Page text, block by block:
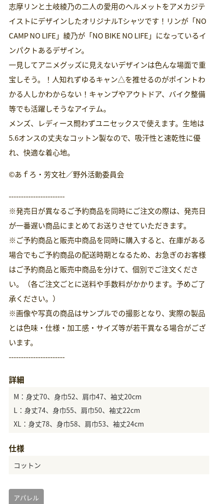
価
格
志摩リンと土岐綾乃の二人の愛用のヘルメットをアメカジテ
イストにデザインしたオリジナルTシャツです！リンが「NO
CAMP NO LIFE」綾乃が「NO BIKE NO LIFE」になっているイ
ンパクトあるデザイン。
一見してアニメグッズに見えないデザインは色んな場面で重
宝しそう。！人知れずゆるキャン△を推せるのがポイントわ
かる人しかわからない！キャンプやアウトドア、バイク整備
等でも活躍しそうなアイテム。
メンズ、レディース問わずユニセックスで使えます。生地は
5.6オンスの丈夫なコットン製なので、吸汗性と速乾性に優
れ、快適な着心地。
©あｆろ・芳文社／野外活動委員会
-----------------------
※発売日が異なるご予約商品を同時にご注文の際は、発売日
が一番遅い商品にまとめてお送りさせていただきます。
※ご予約商品と販売中商品を同時に購入すると、在庫がある
場合でもご予約商品の配送時期となるため、お急ぎのお客様
はご予約商品と販売中商品を分けて、個別でご注文くださ
い。（各ご注文ごとに送料や手数料がかかります。予めご了
承ください。）
※画像や写真の商品はサンプルでの撮影となり、実際の製品
とは色味・仕様・加工感・サイズ等が若干異なる場合がござ
います。
-----------------------
詳細
M：身丈70、身巾52、肩巾47、袖丈20cm
L：身丈74、身巾55、肩巾50、袖丈22cm
XL：身丈78、身巾58、肩巾53、袖丈24cm
仕様
コットン
アパレル